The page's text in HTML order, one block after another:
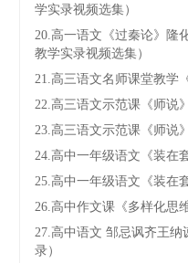
学实录视频选集）
20.高一语文《过秦论》隆
教学实录视频选集）
21.高三语文名师课堂教学
22.高三语文示范课《师说
23.高三语文示范课《师说
24.高中一年级语文《装在
25.高中一年级语文《装在
26.高中作文课《多样化思
27.高中语文 邹忌讽齐王
录）